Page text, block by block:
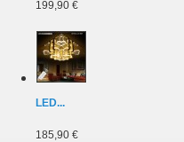
199,90 €
LED...
185,90 €